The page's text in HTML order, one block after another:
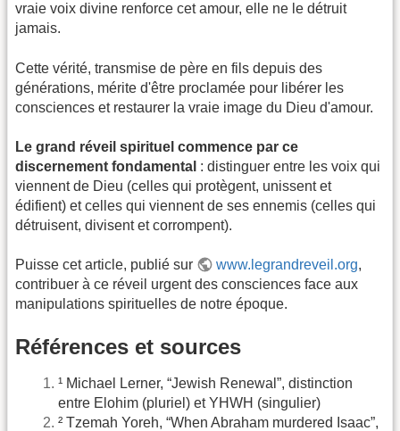
vraie voix divine renforce cet amour, elle ne le détruit
jamais.
Cette vérité, transmise de père en fils depuis des
générations, mérite d'être proclamée pour libérer les
consciences et restaurer la vraie image du Dieu d'amour.
Le grand réveil spirituel commence par ce
discernement fondamental : distinguer entre les voix qui
viennent de Dieu (celles qui protègent, unissent et
édifient) et celles qui viennent de ses ennemis (celles qui
détruisent, divisent et corrompent).
Puisse cet article, publié sur www.legrandreveil.org,
contribuer à ce réveil urgent des consciences face aux
manipulations spirituelles de notre époque.
Références et sources
¹ Michael Lerner, “Jewish Renewal”, distinction
entre Elohim (pluriel) et YHWH (singulier)
² Tzemah Yoreh, “When Abraham murdered Isaac”,